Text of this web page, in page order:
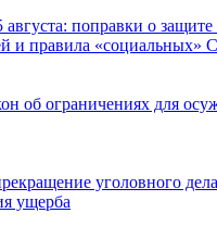
поправки о защите
и правила «социальных»
об ограничениях для
уголовного
ущерба